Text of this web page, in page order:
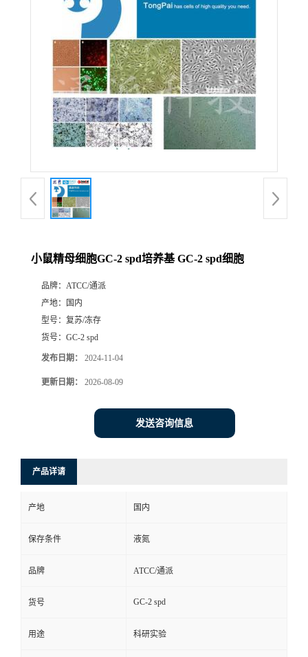
小鼠精母细胞GC-2 spd培养基 GC-2 spd细胞
品牌： ATCC/通派
产地：
国内
型号： 复苏/冻存
货号： GC-2 spd
发布日期： 2024-11-04
更新日期： 2026-08-09
发送咨询信息
产品详请
产地 国内
保存条件 液氮
品牌 ATCC/通派
货号 GC-2 spd
用途 科研实验